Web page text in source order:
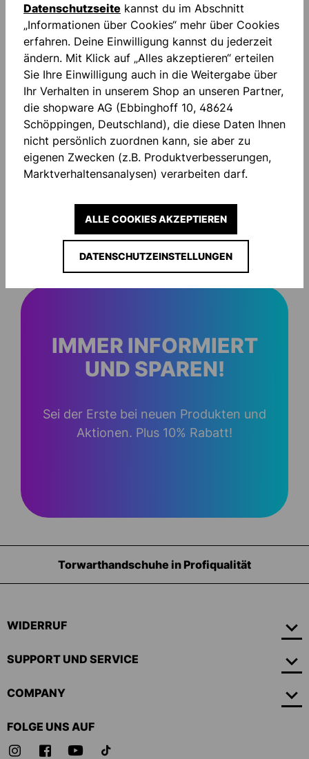
Produktgalerie überspringen
Similar Items
STREAM 22 TORWART TRIKOT
6,00 €*
IMMER INFORMIERT
UND SPAREN!
Sei der Erste bei neuen Produkten und
Aktionen. Plus 10% Rabatt!
in Profiqualität
WIDERRUF
SUPPORT UND SERVICE
COMPANY
FOLGE UNS AUF
Datenschutzseite kannst du im Abschnitt
„Informationen über Cookies“ mehr über Cookies
erfahren. Deine Einwilligung kannst du jederzeit
ändern. Mit Klick auf „Alles akzeptieren“ erteilen
Sie Ihre Einwilligung auch in die Weitergabe über
Ihr Verhalten in unserem Shop an unseren Partner,
die shopware AG (Ebbinghoff 10, 48624
Schöppingen, Deutschland), die diese Daten Ihnen
nicht persönlich zuordnen kann, sie aber zu
eigenen Zwecken (z.B. Produktverbesserungen,
Marktverhaltensanalysen) verarbeiten darf.
DATENSCHUTZEINSTELLUNGEN
ALLE COOKIES AKZEPTIEREN